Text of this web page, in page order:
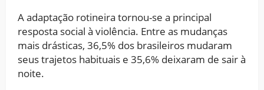
A adaptação rotineira tornou-se a principal
resposta social à violência. Entre as mudanças
mais drásticas, 36,5% dos brasileiros mudaram
seus trajetos habituais e 35,6% deixaram de sair à
noite.